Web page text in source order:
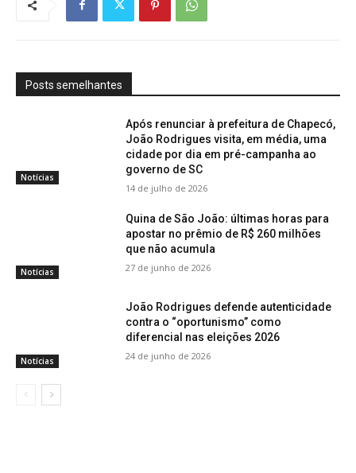
Posts semelhantes
Notícias
Após renunciar à prefeitura de Chapecó,
João Rodrigues visita, em média, uma
cidade por dia em pré-campanha ao
governo de SC
14 de julho de 2026
Notícias
Quina de São João: últimas horas para
apostar no prêmio de R$ 260 milhões
que não acumula
27 de junho de 2026
Notícias
João Rodrigues defende autenticidade
contra o “oportunismo” como
diferencial nas eleições 2026
24 de junho de 2026